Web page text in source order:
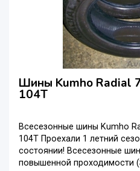
Шины Kumho Radial
104T
Всесезонные шины Kumho
104T Проехали 1 летний
состоянии! Всесезонные
повышенной проходимости